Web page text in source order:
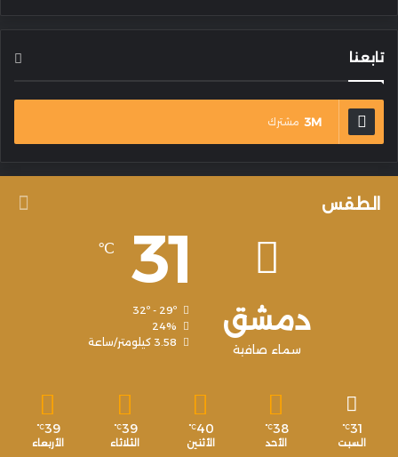
تابعنا
3M مشترك
الطقس
دمشق
سماء صافية
31
℃
32º - 29º
24%
3.58 كيلومتر/ساعة
31
℃
السبت
38
℃
الأحد
40
℃
الأثنين
39
℃
الثلاثاء
39
℃
الأربعاء